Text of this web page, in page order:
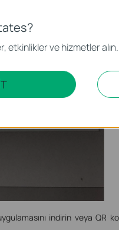
indirin veya QR
etkinlikler ve hizmetler alın.